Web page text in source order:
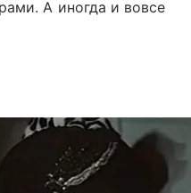
А иногда и вовсе